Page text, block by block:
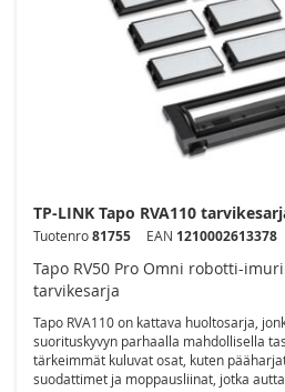
TP-LINK Tapo RVA110
Tuotenro81755 EAN 1210002613378
Tapo RV50 Pro Omni robotti-
tarvikesarja
Tapo RVA110 on kattava huoltosarja,
suorituskyvyn parhaalla mahdollisella
tärkeimmät kuluvat osat, kuten
suodattimet ja moppausliinat, jotka